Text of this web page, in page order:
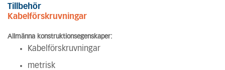
Tillbehör
Kabelförskruvningar
Allmänna konstruktionsegenskaper:
Kabelförskruvningar
metrisk